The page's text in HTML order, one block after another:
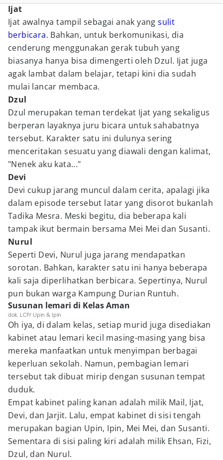
Ijat
Ijat awalnya tampil sebagai anak yangsulit
berbicara. Bahkan, untuk berkomunikasi, dia
cenderung menggunakan gerak tubuh yang
biasanya hanya bisa dimengerti oleh Dzul. Ijat juga
agak lambat dalam belajar, tetapi kini dia sudah
mulai lancar membaca.
Dzul
Dzul merupakan teman terdekat Ijat yang sekaligus
berperan layaknya juru bicara untuk sahabatnya
tersebut. Karakter satu ini dulunya sering
menceritakan sesuatu yang diawali dengan kalimat,
"Nenek aku kata..."
Devi
Devi cukup jarang muncul dalam cerita, apalagi jika
dalam episode tersebut latar yang disorot bukanlah
Tadika Mesra. Meski begitu, dia beberapa kali
tampak ikut bermain bersama Mei Mei dan Susanti.
Nurul
Seperti Devi, Nurul juga jarang mendapatkan
sorotan. Bahkan, karakter satu ini hanya beberapa
kali saja diperlihatkan berbicara. Sepertinya, Nurul
pun bukan warga Kampung Durian Runtuh.
Susunan lemari di Kelas Aman
dok. LCP/ Upin & Ipin
Oh iya, di dalam kelas, setiap murid juga disediakan
kabinet atau lemari kecil masing-masing yang bisa
mereka manfaatkan untuk menyimpan berbagai
keperluan sekolah. Namun, pembagian lemari
tersebut tak dibuat mirip dengan susunan tempat
duduk.
Empat kabinet paling kanan adalah milik Mail, Ijat,
Devi, dan Jarjit. Lalu, empat kabinet di sisi tengah
merupakan bagian Upin, Ipin, Mei Mei, dan Susanti.
Sementara di sisi paling kiri adalah milik Ehsan, Fizi,
Dzul, dan Nurul.